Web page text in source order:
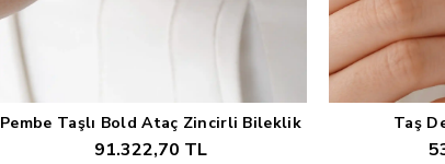
Sepete Ekle
Pembe Taşlı Bold Ataç Zincirli Bileklik
91.322,70 TL
Taş